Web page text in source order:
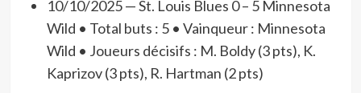
10/10/2025 — St. Louis Blues 0 – 5 Minnesota
Wild • Total buts : 5 • Vainqueur : Minnesota
Wild • Joueurs décisifs : M. Boldy (3 pts), K.
Kaprizov (3 pts), R. Hartman (2 pts)